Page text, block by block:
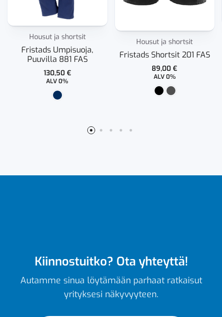
Housut ja shortsit
Fristads Umpisuoja,
Puuvilla 881 FAS
130,50 €
ALV 0%
Housut ja shortsit
Fristads Shortsit 201 FAS
89,00€
ALV 0%
Kiinnostuitko? Ota yhteyttä!
Autamme sinua löytämään parhaat ratkaisut
yrityksesi näkyvyyteen.